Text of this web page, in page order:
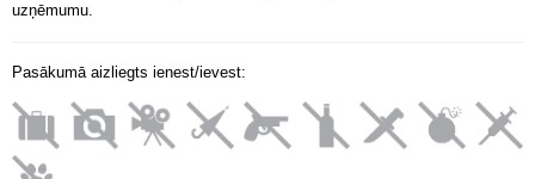
uzņēmumu.
Pasākumā aizliegts ienest/ievest: